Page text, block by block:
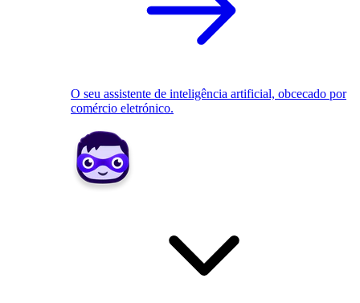
O seu assistente de inteligência artificial, obcecado por
comércio eletrónico.